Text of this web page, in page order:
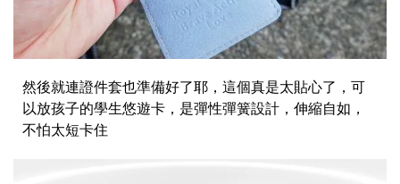
然後就連證件套也準備好了耶，這個真是太貼心了，可
以放孩子的學生悠遊卡，是彈性彈簧設計，伸縮自如，
不怕太短卡住